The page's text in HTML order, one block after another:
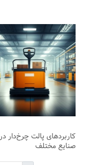
کاربردهای پالت چرخ‌دار در
صنایع مختلف